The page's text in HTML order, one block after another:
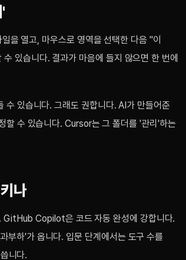
'
을 열고, 마우스로 영역을 선택한 다음 "이
있습니다. 결과가 마음에 들지 않으면 한 번에
수 있습니다. 그래도 권합니다. AI가 만들어준
할 수 있습니다. Cursor는 그 폴더를 '관리'하는
나
GitHub Copilot은 코드 자동 완성에 강합니다.
부하'가 옵니다. 입문 단계에서는 도구 수를
니다.